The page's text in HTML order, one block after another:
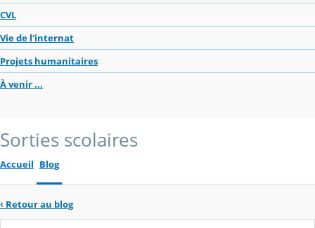
CVL
Vie de l'internat
Projets humanitaires
À venir ...
Sorties scolaires
Accueil Blog
‹ Retour au blog